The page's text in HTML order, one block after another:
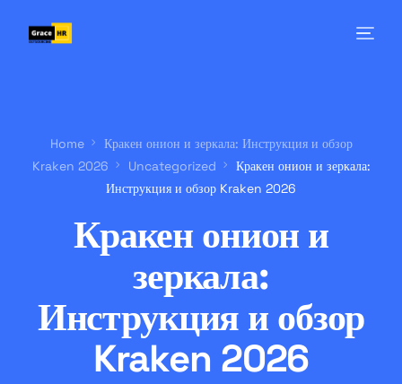
Home
Кракен онион и зеркала: Инструкция и обзор
Kraken 2026
Uncategorized
Кракен онион и зеркала:
Инструкция и обзор Kraken 2026
Кракен онион и
зеркала:
Инструкция и обзор
Kraken 2026